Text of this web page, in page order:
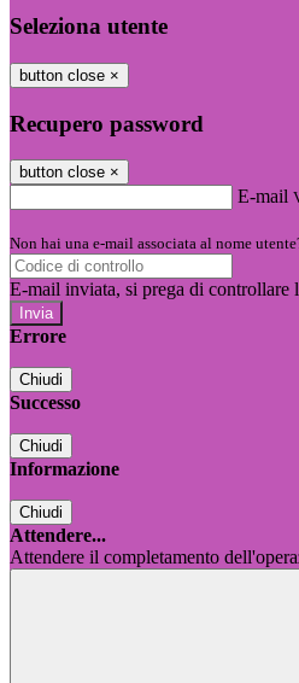
Seleziona utente
button close ×
Recupero password
button close ×
E-mail
Non hai una e-mail associata al nome
E-mail inviata, si prega di controllare
Errore
Chiudi
Successo
Chiudi
Informazione
Chiudi
Attendere...
Attendere il completamento